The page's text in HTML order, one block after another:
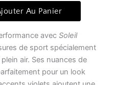
Au Panier
avec Soleil
de sport spécialement
air. Ses nuances de
pour un look